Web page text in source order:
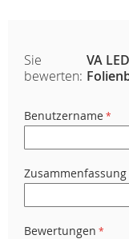
Sie
bewerten:
VA
Benutzername
Zusammenfassung
Bewertungen